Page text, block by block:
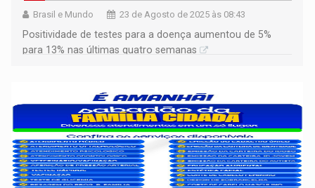
Brasil e Mundo 23 de Agosto de 2025 às 08:43
Positividade de testes para a doença aumentou de 5%
para 13% nas últimas quatro semanas